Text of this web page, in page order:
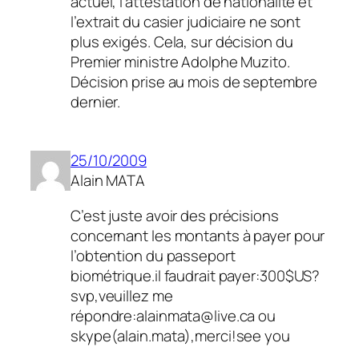
l’extrait du casier judiciaire ne sont
plus exigés. Cela, sur décision du
Premier ministre Adolphe Muzito.
Décision prise au mois de septembre
dernier.
25/10/2009
Alain MATA
C’est juste avoir des précisions
concernant les montants à payer pour
l’obtention du passeport
biométrique.il faudrait payer:300$US?
svp,veuillez me
répondre:alainmata@live.ca ou
skype(alain.mata),merci!see you